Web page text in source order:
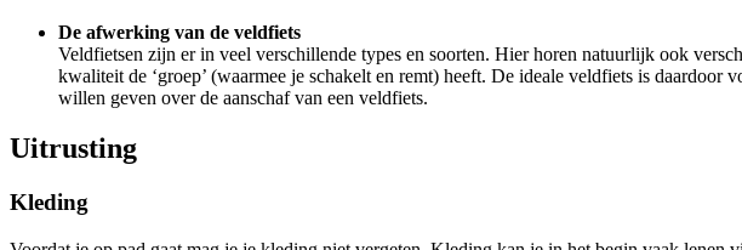
De afwerking van de veldfiets
Veldfietsen zijn er in veel verschillende types en soorten. Hier horen natuurlijk ook
kwaliteit de ‘groep’ (waarmee je schakelt en remt) heeft. De ideale veldfiets is
willen geven over de aanschaf van een veldfiets.
Uitrusting
Kleding